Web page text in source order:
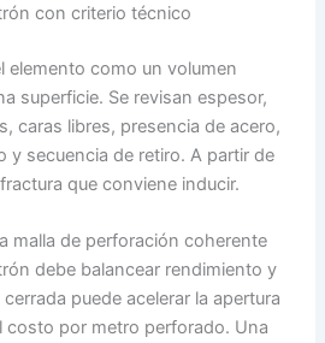
con criterio técnico
elemento como un volumen
superficie. Se revisan espesor,
caras libres, presencia de acero,
y secuencia de retiro. A partir de
que conviene inducir.
malla de perforación coherente
debe balancear rendimiento y
puede acelerar la apertura
costo por metro perforado. Una